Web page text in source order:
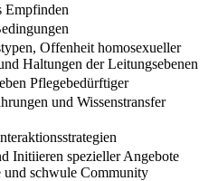
Empfinden
Offenheit homosexueller
Haltungen der Leitungsebenen
Pflegebedürftiger
und Wissenstransfer
Initiieren spezieller Angebote
und schwule Community